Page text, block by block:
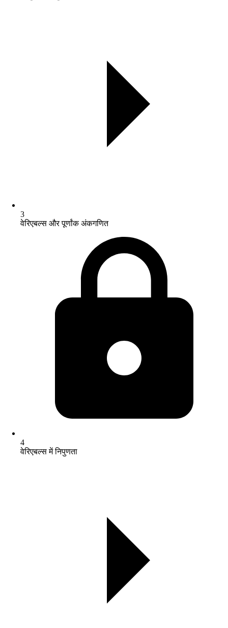
3
वेरिएबल्स और पूर्णांक अंकगणित
4
वेरिएबल्स में निपुणता